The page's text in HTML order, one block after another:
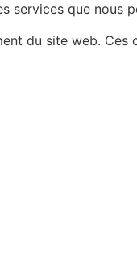
services que nous
du site web. Ces